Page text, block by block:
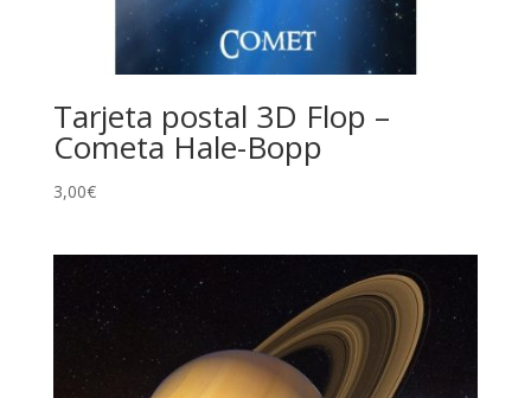
Tarjeta postal 3D Flop –
Cometa Hale-Bopp
3,00€